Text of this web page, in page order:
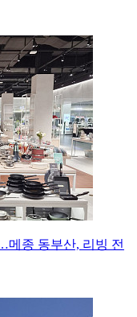
메종 동부산, 리빙 전